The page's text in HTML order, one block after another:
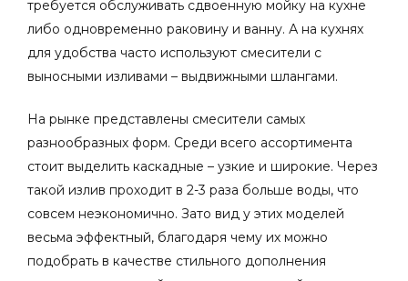
требуется обслуживать сдвоенную мойку на кухне
либо одновременно раковину и ванну. А на кухнях
для удобства часто используют смесители с
выносными изливами – выдвижными шлангами.
На рынке представлены смесители самых
разнообразных форм. Среди всего ассортимента
стоит выделить каскадные – узкие и широкие. Через
такой излив проходит в 2-3 раза больше воды, что
совсем неэкономично. Зато вид у этих моделей
весьма эффектный, благодаря чему их можно
подобрать в качестве стильного дополнения